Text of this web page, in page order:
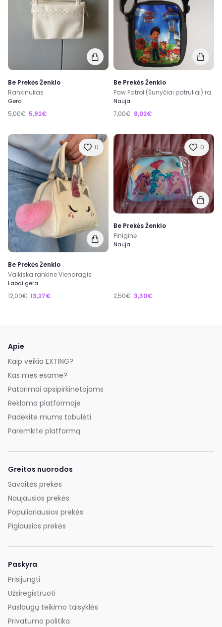
Be Prekės Ženklo
Rankinukas
Gera
5,00€ 5,92€
Be Prekės Ženklo
Paw Patrol (Šunyčiai patruliai) rankinuką
Nauja
7,00€ 8,02€
0
Be Prekės Ženklo
Vaikiska rankine Vienaragis
Labai gera
12,00€ 13,27€
0
Be Prekės Ženklo
Piniginė
Nauja
2,50€ 3,30€
Apie
Kaip veikia EXTING?
Kas mes esame?
Patarimai apsipirkinėtojams
Reklama platformoje
Padėkite mums tobulėti
Paremkite platformą
Greitos nuorodos
Savaitės prekės
Naujausios prekės
Populiariausios prekės
Pigiausios prekės
Paskyra
Prisijungti
Užsiregistruoti
Paslaugų teikimo taisyklės
Privatumo politika